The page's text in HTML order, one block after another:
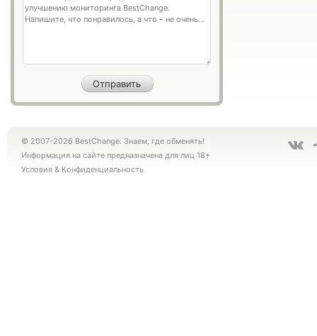
© 2007-2026 BestChange. Знаем, где обменять!
Информация на сайте предназначена для лиц 18+
Условия & Конфиденциальность